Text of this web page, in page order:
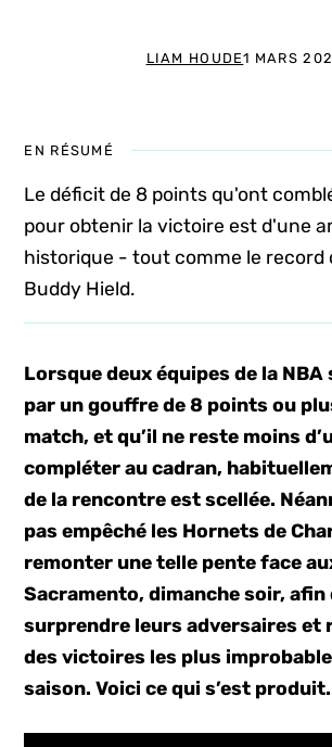
LIAM HOUDE1 MARS
EN RÉSUMÉ
Le déficit de 8 points qu'ont
pour obtenir la victoire est d'une
historique - tout comme le record
Buddy Hield.
Lorsque deux équipes de la
par un gouffre de 8 points ou
match, et qu’il ne reste moins
compléter au cadran,
de la rencontre est scellée.
pas empêché les Hornets de
remonter une telle pente face
Sacramento, dimanche soir, afin
surprendre leurs adversaires et
des victoires les plus
saison. Voici ce qui s’est produit.